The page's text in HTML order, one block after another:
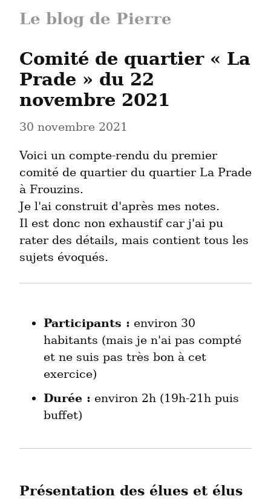
Le blog de Pierre
Comité de quartier « La
Prade » du 22
novembre 2021
30 novembre 2021
Voici un compte-rendu du premier
comité de quartier du quartier La Prade
à Frouzins.
Je l'ai construit d'après mes notes.
Il est donc non exhaustif car j'ai pu
rater des détails, mais contient tous les
sujets évoqués.
Participants : environ 30
habitants (mais je n'ai pas compté
et ne suis pas très bon à cet
exercice)
Durée : environ 2h (19h-21h puis
buffet)
Présentation des élues et élus